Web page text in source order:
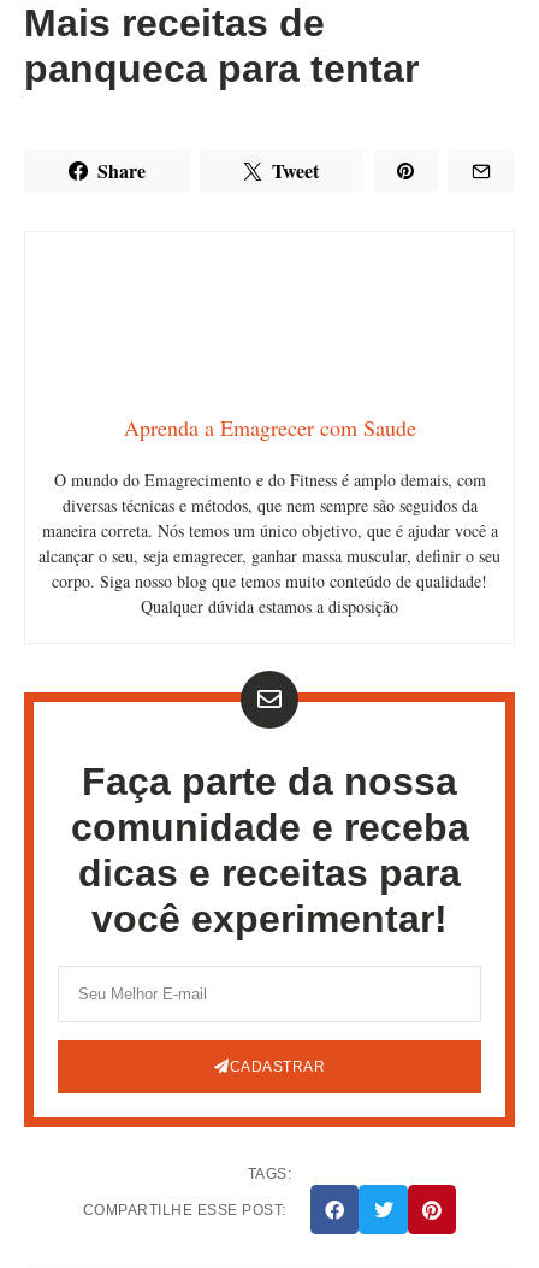
Mais receitas de
panqueca para tentar
Share Tweet
Aprenda a Emagrecer com Saude
O mundo do Emagrecimento e do Fitness é amplo demais, com
diversas técnicas e métodos, que nem sempre são seguidos da
maneira correta. Nós temos um único objetivo, que é ajudar você a
alcançar o seu, seja emagrecer, ganhar massa muscular, definir o seu
corpo. Siga nosso blog que temos muito conteúdo de qualidade!
Qualquer dúvida estamos a disposição
Faça parte da nossa
comunidade e receba
dicas e receitas para
você experimentar!
CADASTRAR
TAGS:
COMPARTILHE ESSE POST: